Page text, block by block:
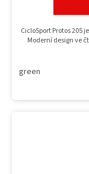
CicloSport Protos
Moderní design ve
green